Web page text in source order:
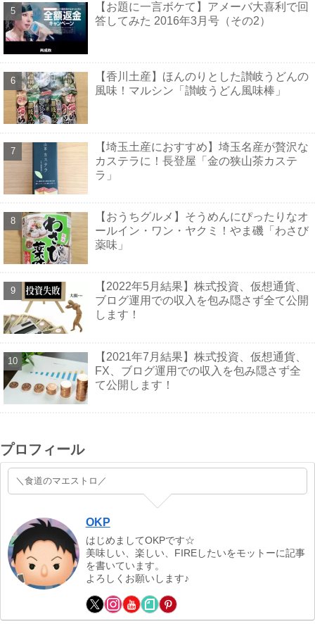
【お題に一言ボケて】アメーバ大喜利で回
答してみた 2016年3月号（その2）
【香川土産】ほんのりとした讃岐うどんの
風味！マルシン「讃岐うどん風味棒」
【埼玉土産におすすめ】埼玉名産が贅沢な
カステラに！長登屋「金の狭山茶カステ
ラ」
【おうちグルメ】そうめんにぴったりなオ
ールイン・ワン・ヤクミ！やま磯「わさび
薬味」
【2022年5月結果】株式投資、仮想通貨、
ブログ運用での収入を包み隠さず全て公開
します！
【2021年7月結果】株式投資、仮想通貨、
FX、ブログ運用での収入を包み隠さず全
て公開します！
プロフィール
＼食道のマエストロ／
OKP
はじめましてOKPです☆
美味しい、楽しい、FIREしたいをモットーに記事
を書いています。
よろしくお願いします♪